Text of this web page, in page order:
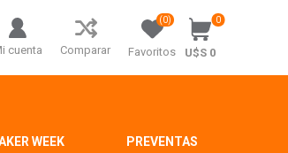
cuenta Comparar Favoritos
(0) 0
U$S 0
WEEK PREVENTAS